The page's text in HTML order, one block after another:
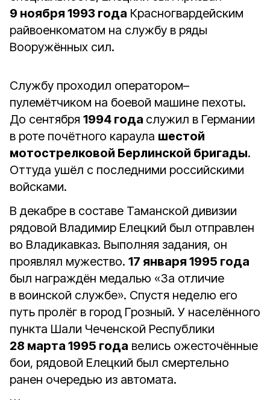
9 ноября 1993 года Красногвардейским
райвоенкоматом на службу в ряды
Вооружённых сил.
Службу проходил оператором–
пулемётчиком на боевой машине пехоты.
До сентября 1994 года служил в Германии
в роте почётного караула шестой
мотострелковой Берлинской бригады.
Оттуда ушёл с последними российскими
войсками.
В декабре в составе Таманской дивизии
рядовой Владимир Елецкий был отправлен
во Владикавказ. Выполняя задания, он
проявлял мужество. 17 января 1995 года
был награждён медалью «За отличие
в воинской службе». Спустя неделю его
путь пролёг в город Грозный. У населённого
пункта Шали Чеченской Республики
28 марта 1995 года велись ожесточённые
бои, рядовой Елецкий был смертельно
ранен очередью из автомата.